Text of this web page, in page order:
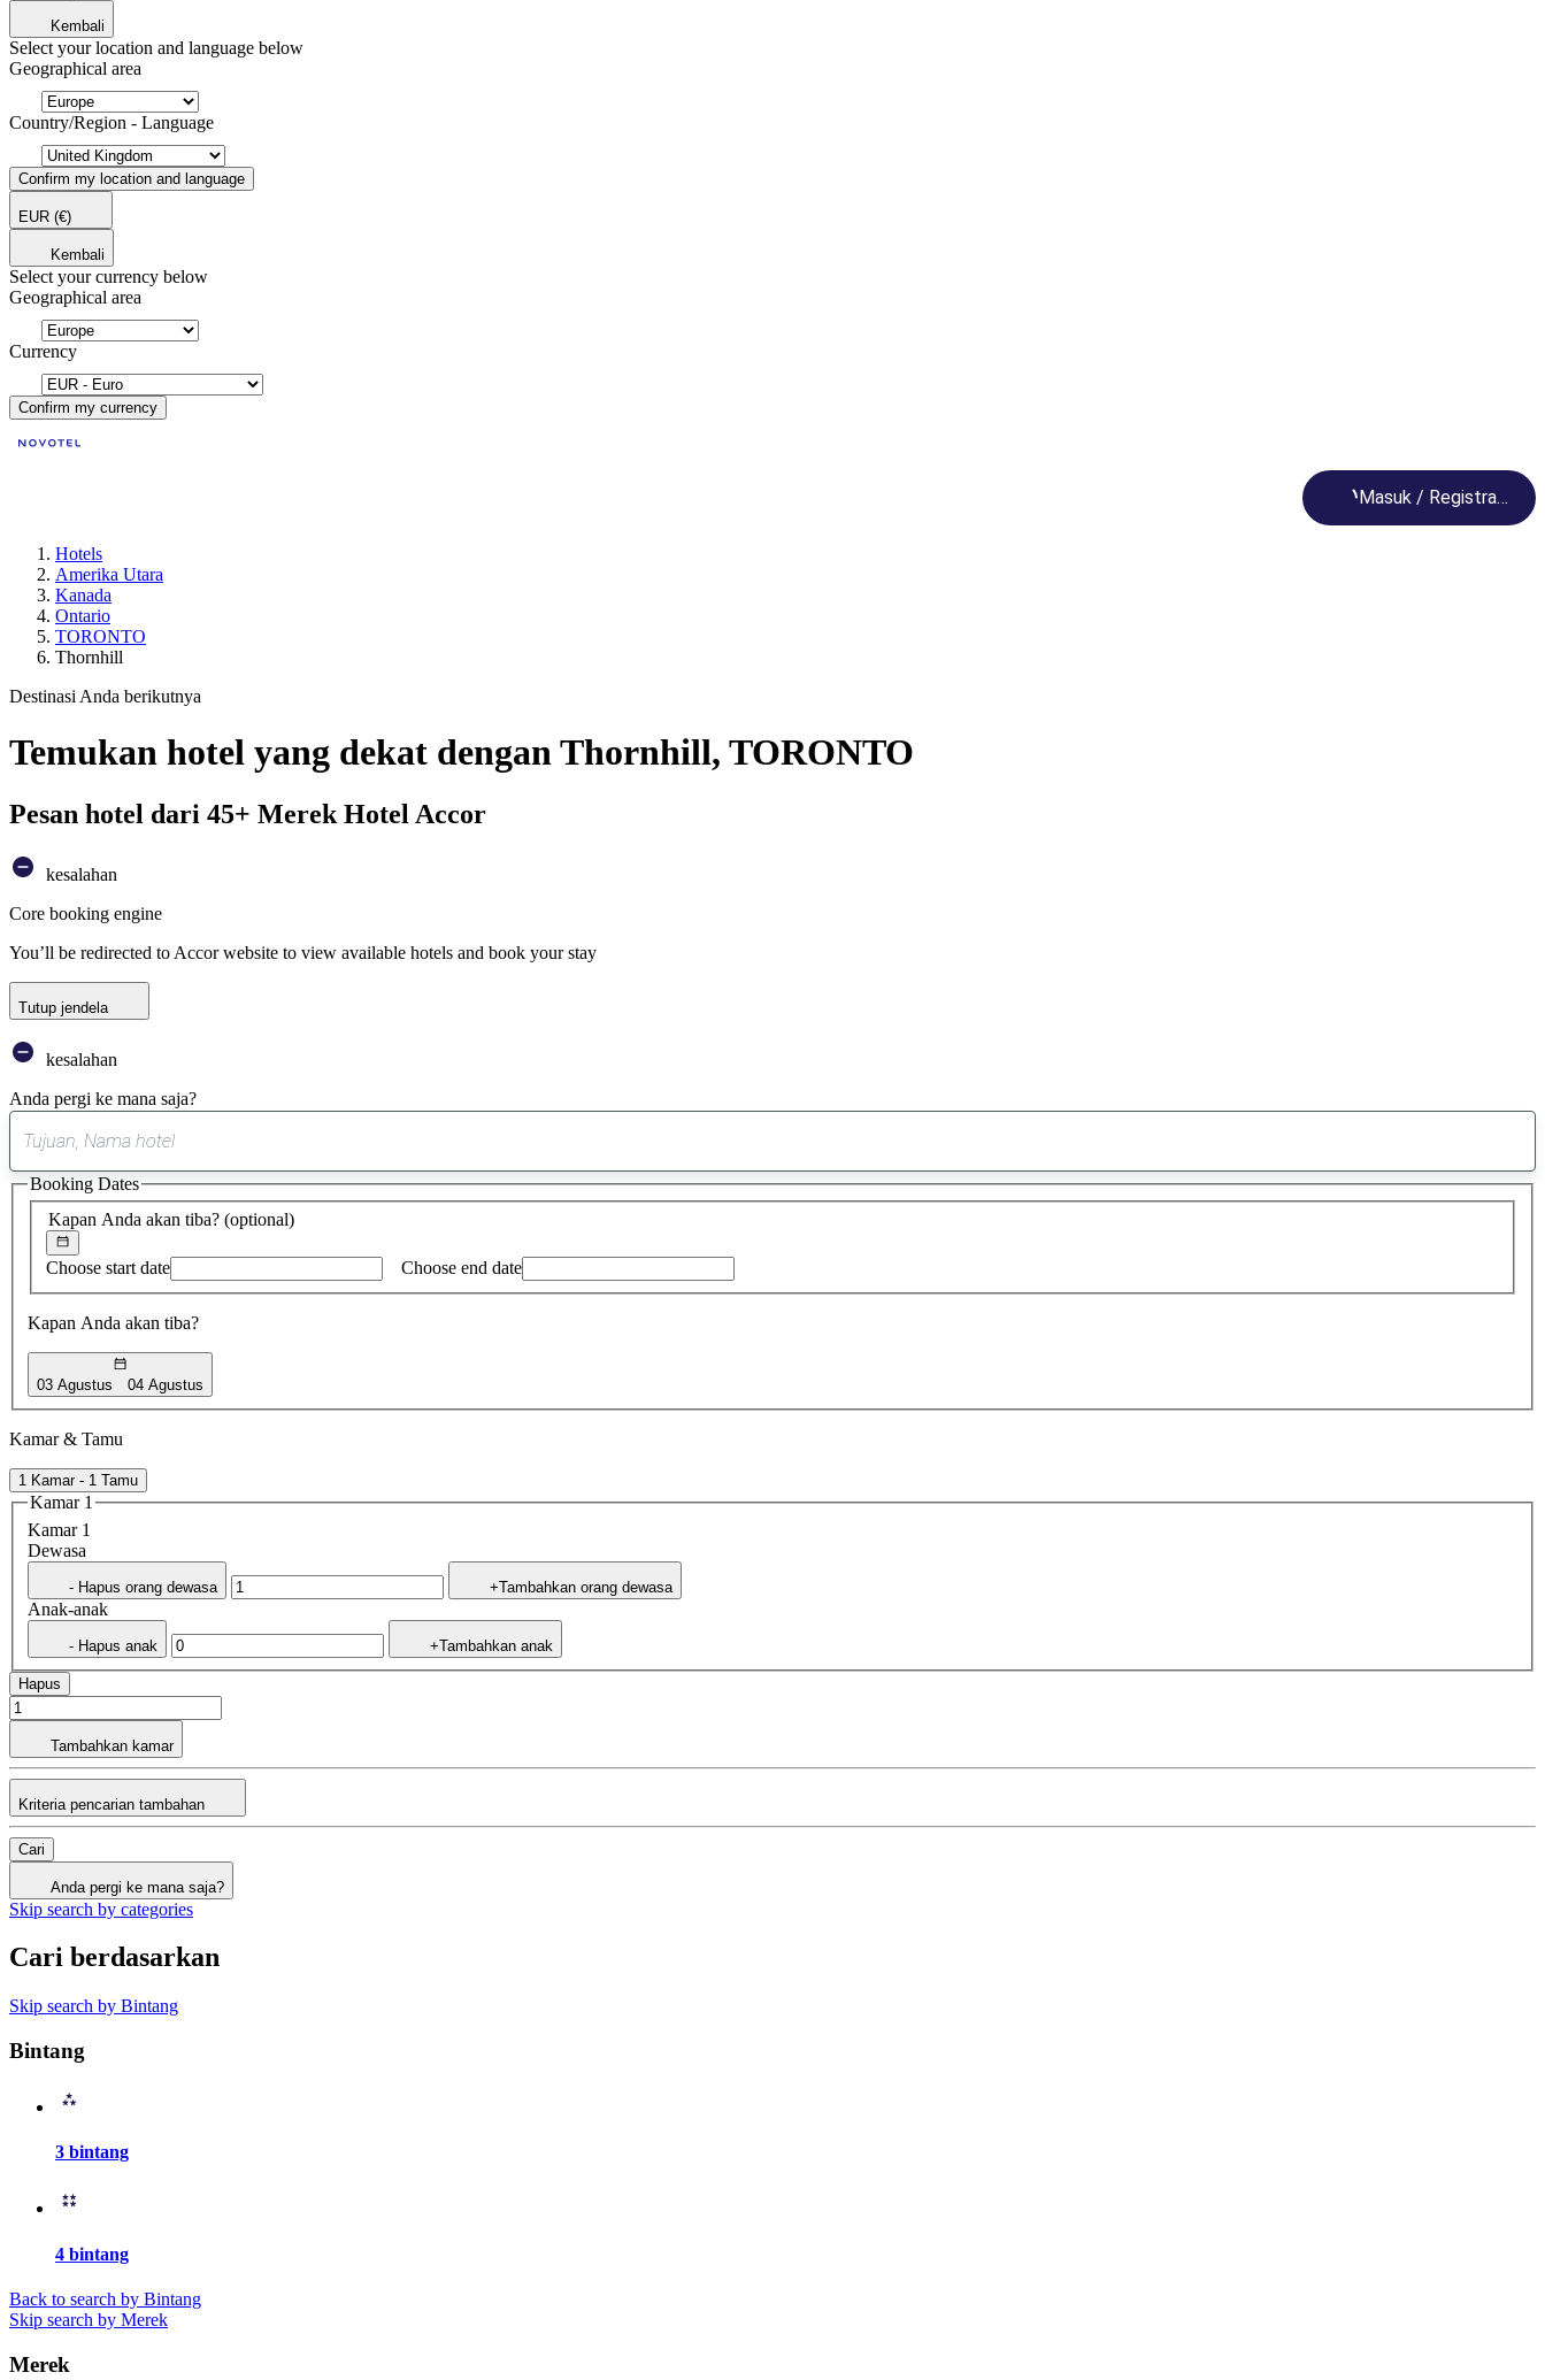
Kembali
Select your location and language below
Geographical area
Country/Region - Language
Confirm my location and language
EUR (€)
Kembali
Select your currency below
Geographical area
Currency
Confirm my currency
Loading...
Masuk / Registrasi
Hotels
Amerika Utara
Kanada
Ontario
TORONTO
Thornhill
Destinasi Anda berikutnya
Temukan hotel yang dekat dengan Thornhill, TORONTO
Pesan hotel dari 45+ Merek Hotel Accor
kesalahan
Core booking engine
You’ll be redirected to Accor website to view available hotels and book your stay
Tutup jendela
kesalahan
Anda pergi ke mana saja?
saran
ditemukan
Kapan Anda akan tiba? (optional)
Choose start date Choose end date
Kapan Anda akan tiba?
03 Agustus 04 Agustus
Booking Dates
Kamar & Tamu
1 Kamar - 1 Tamu
Kamar 1
Kamar 1
Dewasa
- Hapus orang dewasa +Tambahkan orang dewasa
Anak-anak
- Hapus anak +Tambahkan anak
Hapus
Tambahkan kamar
Kriteria pencarian tambahan
Cari
Anda pergi ke mana saja?
Skip search by categories
Cari berdasarkan
Skip search by Bintang
Bintang
3 bintang
4 bintang
Back to search by Bintang
Skip search by Merek
Merek